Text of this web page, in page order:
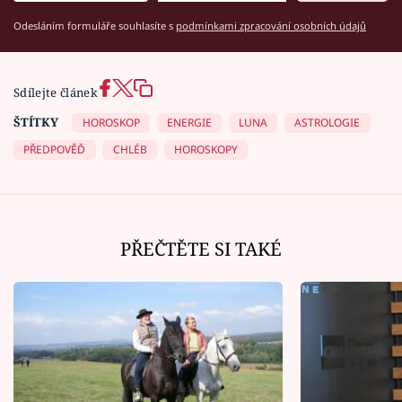
Odesláním formuláře souhlasíte s podmínkami zpracování osobních údajů
Sdílejte článek
ŠTÍTKY
HOROSKOP ENERGIE LUNA
ASTROLOGIE
PŘEDPOVĚĎ
CHLÉB HOROSKOPY
PŘEČTĚTE SI TAKÉ